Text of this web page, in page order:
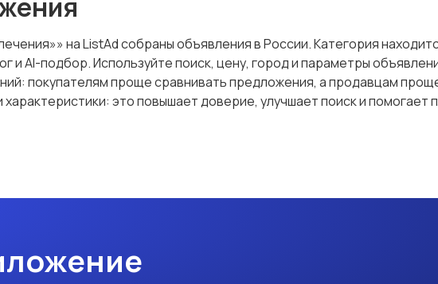
на ListAd собраны объявления в России. Категория
и AI-подбор. Используйте поиск, цену, город и параметры
покупателям проще сравнивать предложения, а продавцам
это повышает доверие, улучшает поиск и